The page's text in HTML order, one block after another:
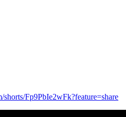
Fp9PbIe2wFk?feature=share